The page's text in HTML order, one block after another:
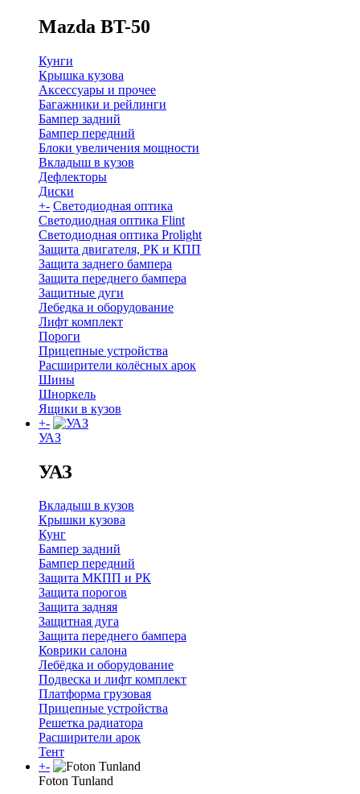
Mazda BT-50
Кунги
Крышка кузова
Аксессуары и прочее
Багажники и рейлинги
Бампер задний
Бампер передний
Блоки увеличения мощности
Вкладыш в кузов
Дефлекторы
Диски
+- Светодиодная оптика
Светодиодная оптика Flint
Светодиодная оптика Prolight
Защита двигателя, РК и КПП
Защита заднего бампера
Защита переднего бампера
Защитные дуги
Лебедка и оборудование
Лифт комплект
Пороги
Прицепные устройства
Расширители колёсных арок
Шины
Шноркель
Ящики в кузов
+-
УАЗ
УАЗ
Вкладыш в кузов
Крышки кузова
Кунг
Бампер задний
Бампер передний
Защита МКПП и РК
Защита порогов
Защита задняя
Защитная дуга
Защита переднего бампера
Коврики салона
Лебёдка и оборудование
Подвеска и лифт комплект
Платформа грузовая
Прицепные устройства
Решетка радиатора
Расширители арок
Тент
+-
Foton Tunland